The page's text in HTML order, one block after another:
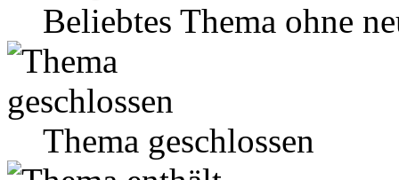
Beliebtes Thema ohne
Thema geschlossen